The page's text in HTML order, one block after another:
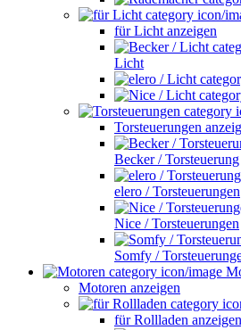
für Licht anzeigen
Licht
Torsteuerungen
Becker / Torsteuerung
elero / Torsteuerungen
Nice / Torsteuerungen
Somfy /
Motoren anzeigen
für Rollladen anzeigen